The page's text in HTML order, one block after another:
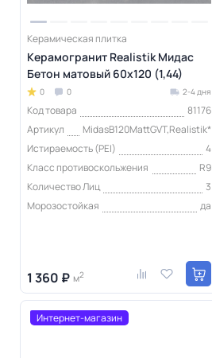
Керамическая плитка
Керамогранит Realistik Мидас
Бетон матовый 60x120 (1,44)
0 0 2-4 дня
Код товара
81176
Артикул
MidasB120MattGVT,Realistik*
Истираемость (PEI)
4
Класс противоскольжения
R9
Количество Лиц
3
Морозостойкая
да
1 360 ₽ м2
Интернет-магазин